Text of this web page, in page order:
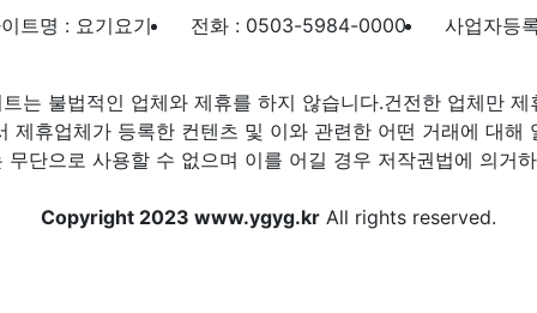
트명 : 요기요기 전화 : 0503-5984-0000 사업자등
는 불법적인 업체와 제휴를 하지 않습니다.건전한 업체만 제
제휴업체가 등록한 컨텐츠 및 이와 관련한 어떤 거래에 대해
단으로 사용할 수 없으며 이를 어길 경우 저작권법에 의거
Copyright 2023 www.ygyg.kr All rights reserved.